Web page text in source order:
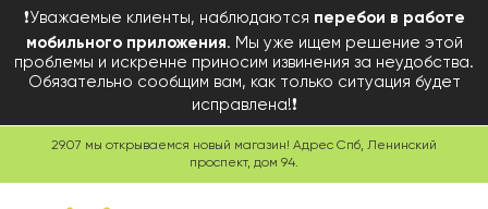
❗Уважаемые клиенты, наблюдаются перебои в работе
мобильного приложения. Мы уже ищем решение этой
проблемы и искренне приносим извинения за неудобства.
Обязательно сообщим вам, как только ситуация будет
исправлена!❗
29.07 мы открываемся новый магазин! Адрес Спб, Ленинский
проспект, дом 94.